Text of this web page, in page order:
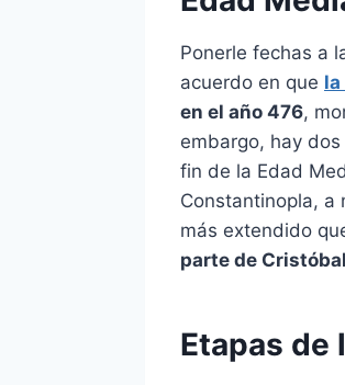
Ponerle fechas a
acuerdo en que la
en el año 476,
embargo, hay
fin de la Edad
Constantinopla, a
más extendido
parte de
Etapas de